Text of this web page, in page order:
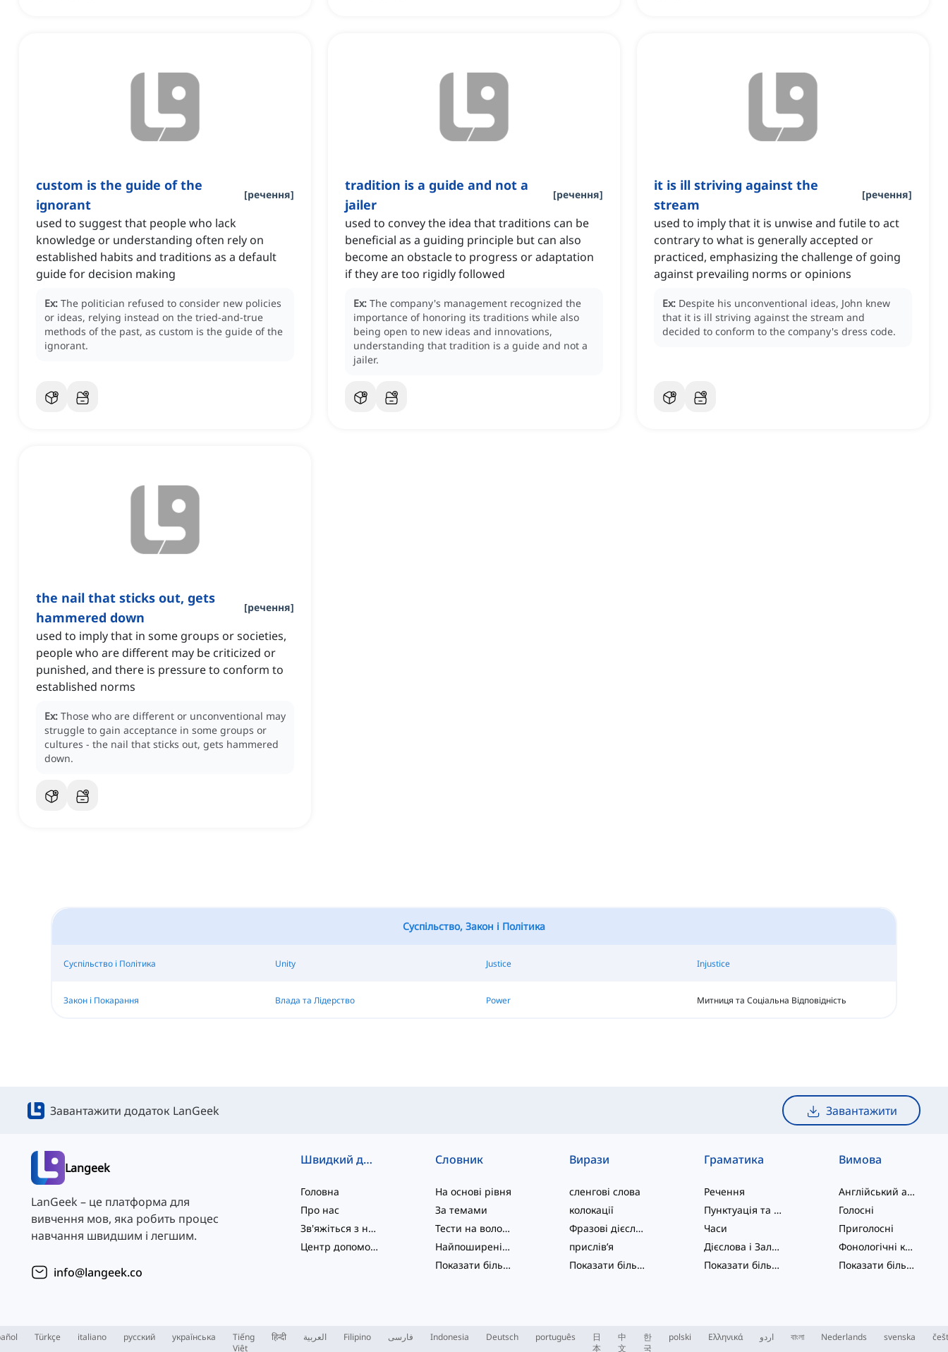
custom is the guide of the
ignorant
[речення]
used to suggest that people who lack
knowledge or understanding often rely on
established habits and traditions as a default
guide for decision making
Ex: The politician refused to consider new policies
or ideas, relying instead on the tried-and-true
methods of the past, as custom is the guide of the
ignorant.
tradition is a guide and not a
jailer
[речення]
used to convey the idea that traditions can be
beneficial as a guiding principle but can also
become an obstacle to progress or adaptation
if they are too rigidly followed
Ex: The company's management recognized the
importance of honoring its traditions while also
being open to new ideas and innovations,
understanding that tradition is a guide and not a
jailer.
it is ill striving against the
stream
[речення]
used to imply that it is unwise and futile to act
contrary to what is generally accepted or
practiced, emphasizing the challenge of going
against prevailing norms or opinions
Ex: Despite his unconventional ideas, John knew
that it is ill striving against the stream and
decided to conform to the company's dress code.
the nail that sticks out, gets
hammered down
[речення]
used to imply that in some groups or societies,
people who are different may be criticized or
punished, and there is pressure to conform to
established norms
Ex: Those who are different or unconventional may
struggle to gain acceptance in some groups or
cultures - the nail that sticks out, gets hammered
down.
Суспільство, Закон і Політика
Суспільство і Політика Unity Justice Injustice
Закон і Покарання Влада та Лідерство Power Митниця та Соціальна Відповідність
Завантажити додаток LanGeek Завантажити
Langeek
LanGeek – це платформа для
вивчення мов, яка робить процес
навчання швидшим і легшим.
info@langeek.co
Швидкий доступ
Головна
Про нас
Зв'яжіться з нами
Центр допомоги
Словник
На основі рівня
За темами
Тести на володіння мовою
Найпоширеніші
Показати більше
Вирази
сленгові слова
колокації
Фразові дієслова
прислів’я
Показати більше
Граматика
Речення
Пунктуація та Орфографія
Часи
Дієслова і Залоги
Показати більше
Вимова
Англійський алфавіт
Голосні
Приголосні
Фонологічні концепції
Показати більше
Türkçe italiano русский українська
Tiếng
Việt
हिन्दी العربية Filipino فارسی Indonesia Deutsch português
日
本
中
文
한
국
polski Ελληνικά اردو বাংলা Nederlands svenska